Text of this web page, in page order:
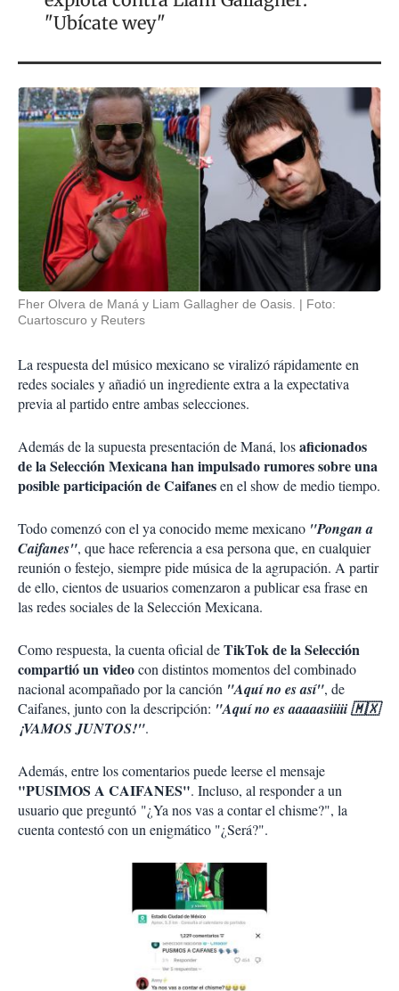
"Ubícate wey"
Fher Olvera de Maná y Liam Gallagher de Oasis.
Foto:
Cuartoscuro y Reuters
La respuesta del músico mexicano se viralizó rápidamente en
redes sociales y añadió un ingrediente extra a la expectativa
previa al partido entre ambas selecciones.
Además de la supuesta presentación de Maná, losaficionados
de la Selección Mexicana han impulsado rumores sobre una
posible participación de Caifanesen el show de medio tiempo.
Todo comenzó con el ya conocido meme mexicano "Pongan a
Caifanes", que hace referencia a esa persona que, en cualquier
reunión o festejo, siempre pide música de la agrupación. A partir
de ello, cientos de usuarios comenzaron a publicar esa frase en
las redes sociales de la Selección Mexicana.
Como respuesta, la cuenta oficial deTikTok de la Selección
compartió un videocon distintos momentos del combinado
nacional acompañado por la canción "Aquí no es así", de
Caifanes, junto con la descripción: "Aquí no es aaaaasiiiii 🇲🇽
¡VAMOS JUNTOS!".
Además, entre los comentarios puede leerse el mensaje
"PUSIMOS A CAIFANES". Incluso, al responder a un
usuario que preguntó "¿Ya nos vas a contar el chisme?", la
cuenta contestó con un enigmático "¿Será?".